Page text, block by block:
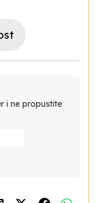
i ne propustite